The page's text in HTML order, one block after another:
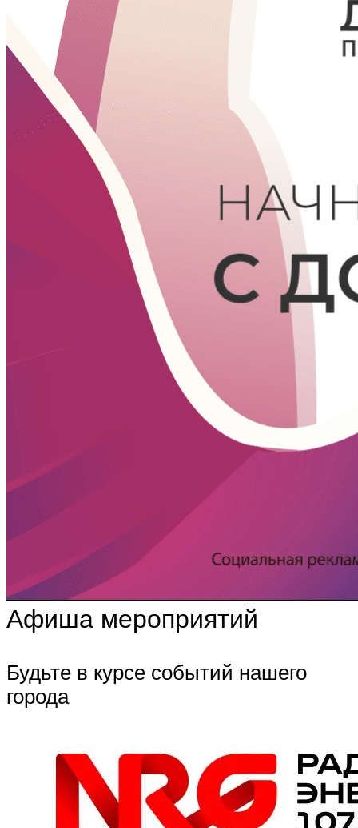
Афиша мероприятий
Будьте в курсе событий нашего
города